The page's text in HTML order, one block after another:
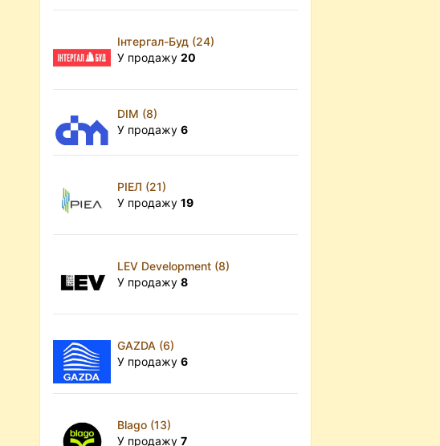
Інтергал-Буд (24)
У продажу20
DIM (8)
У продажу6
РІЕЛ (21)
У продажу19
LEV Development (8)
У продажу8
GAZDA (6)
У продажу6
Blago (13)
У продажу7